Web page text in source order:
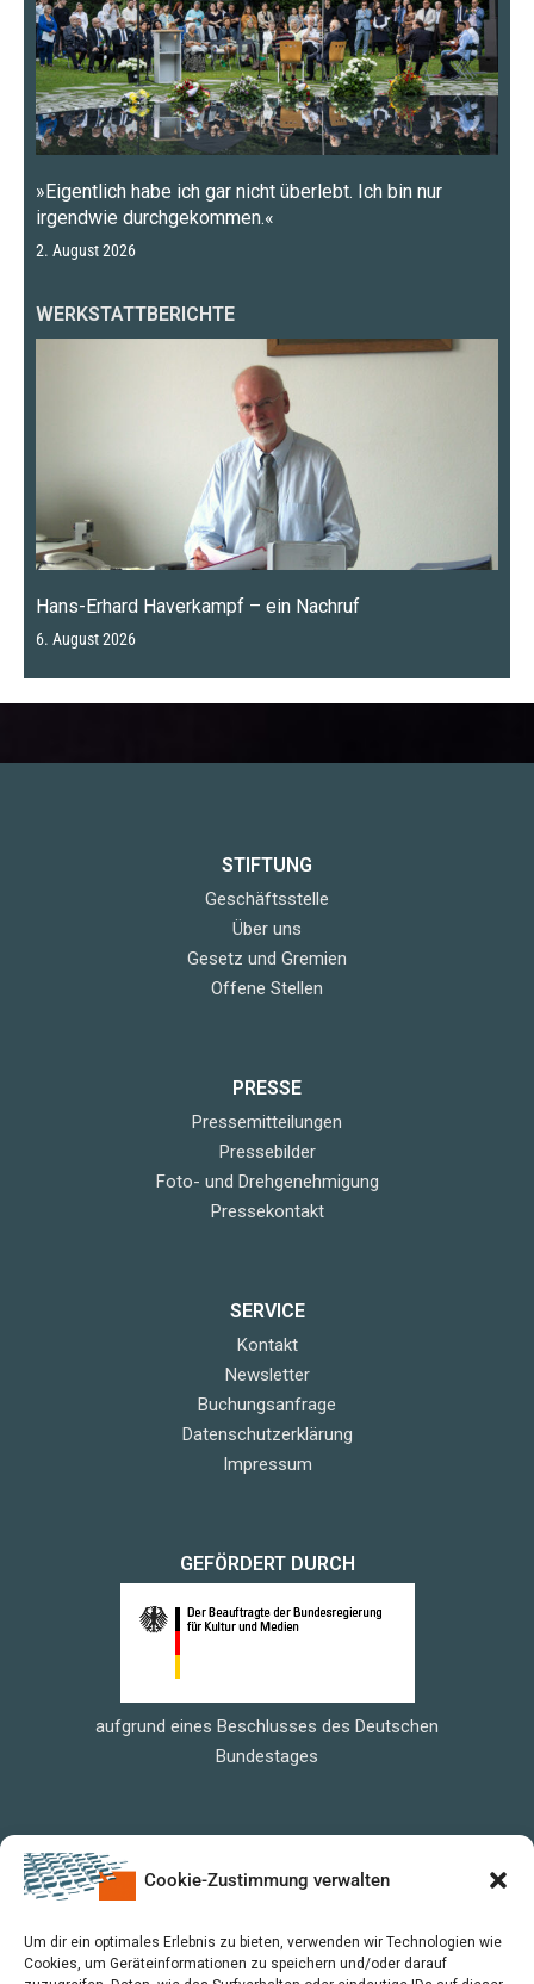
Cookie-Zustimmung verwalten
Um dir ein optimales Erlebnis zu bieten, verwenden wir Technologien wie
Cookies, um Geräteinformationen zu speichern und/oder darauf
»Eigentlich habe ich gar nicht überlebt. Ich bin nur
irgendwie durchgekommen.«
2. August 2026
WERKSTATTBERICHTE
Hans-Erhard Haverkampf – ein Nachruf
6. August 2026
STIFTUNG
Geschäftsstelle
Über uns
Gesetz und Gremien
Offene Stellen
PRESSE
Pressemitteilungen
Pressebilder
Foto- und Drehgenehmigung
Pressekontakt
SERVICE
Kontakt
Newsletter
Buchungsanfrage
Datenschutzerklärung
Impressum
GEFÖRDERT DURCH
aufgrund eines Beschlusses des Deutschen
Bundestages